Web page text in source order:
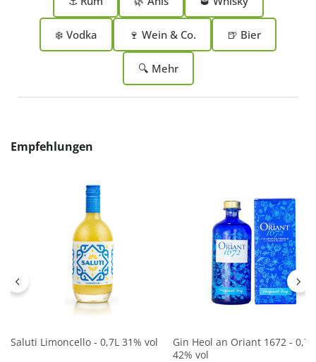
❄️ Vodka 🍷 Wein & Co. 🍺 Bier
🔍 Mehr
Produktgalerie überspringen
Empfehlungen
Saluti Limoncello - 0,7L 31% vol
Gin Heol an Oriant 1672 - 0,7L
42% vol